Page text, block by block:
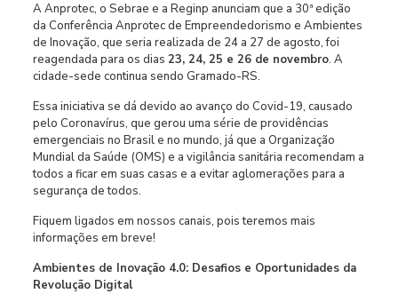
A Anprotec, o Sebrae e a Reginp anunciam que a 30ª edição
da Conferência Anprotec de Empreendedorismo e Ambientes
de Inovação, que seria realizada de 24 a 27 de agosto, foi
reagendada para os dias 23, 24, 25 e 26 de novembro. A
cidade-sede continua sendo Gramado-RS.
Essa iniciativa se dá devido ao avanço do Covid-19, causado
pelo Coronavírus, que gerou uma série de providências
emergenciais no Brasil e no mundo, já que a Organização
Mundial da Saúde (OMS) e a vigilância sanitária recomendam a
todos a ficar em suas casas e a evitar aglomerações para a
segurança de todos.
Fiquem ligados em nossos canais, pois teremos mais
informações em breve!
Ambientes de Inovação 4.0: Desafios e Oportunidades da
Revolução Digital